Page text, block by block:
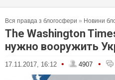
Вся правда з блогосфери » Новини
The Washington
нужно вооружить
17.11.2017, 16:12 • 4907 •